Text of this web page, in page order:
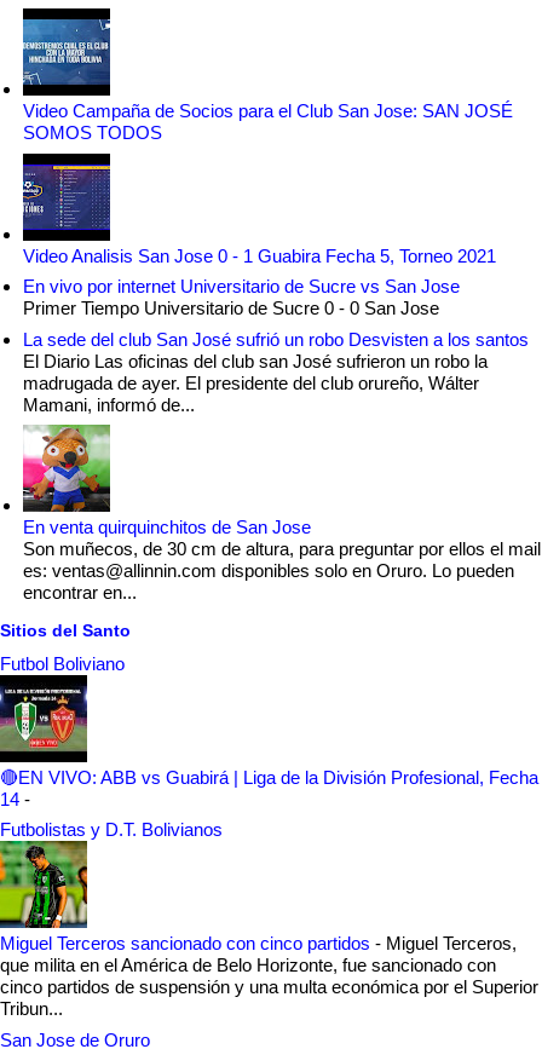
Video Campaña de Socios para el Club San Jose: SAN JOSÉ
SOMOS TODOS
Video Analisis San Jose 0 - 1 Guabira Fecha 5, Torneo 2021
En vivo por internet Universitario de Sucre vs San Jose
Primer Tiempo Universitario de Sucre 0 - 0 San Jose
La sede del club San José sufrió un robo Desvisten a los santos
El Diario Las oficinas del club san José sufrieron un robo la
madrugada de ayer. El presidente del club orureño, Wálter
Mamani, informó de...
En venta quirquinchitos de San Jose
Son muñecos, de 30 cm de altura, para preguntar por ellos el mail
es: ventas@allinnin.com disponibles solo en Oruro. Lo pueden
encontrar en...
Sitios del Santo
Futbol Boliviano
🔴EN VIVO: ABB vs Guabirá | Liga de la División Profesional, Fecha
14 -
Futbolistas y D.T. Bolivianos
Miguel Terceros sancionado con cinco partidos - Miguel Terceros,
que milita en el América de Belo Horizonte, fue sancionado con
cinco partidos de suspensión y una multa económica por el Superior
Tribun...
San Jose de Oruro